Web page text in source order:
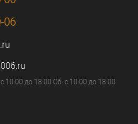
06
10:00 до 18:00 Сб: с 10:00 до 18:00